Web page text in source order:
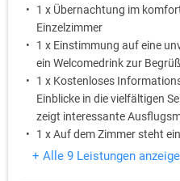
1 x Übernachtung im
Einzelzimmer
1 x Einstimmung auf eine
ein Welcomedrink zur
1 x Kostenloses
Einblicke in die vielfältigen
zeigt interessante
1 x Auf dem Zimmer steht
1 x Ein süßes Betthupferl
+ Alle 9 Leistungen